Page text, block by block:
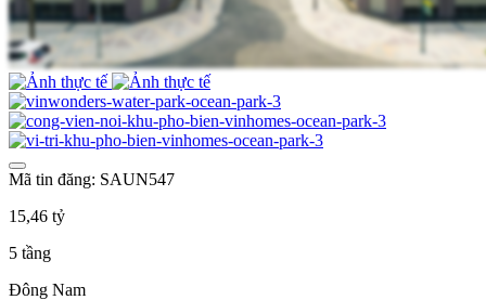
Mã tin đăng: SAUN547
15,46 tỷ
5 tầng
Đông Nam